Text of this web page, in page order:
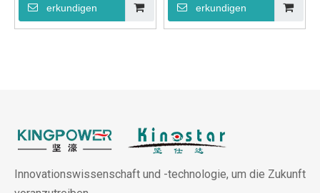
erkundigen erkundigen
Innovationswissenschaft und -technologie, um die Zukunft